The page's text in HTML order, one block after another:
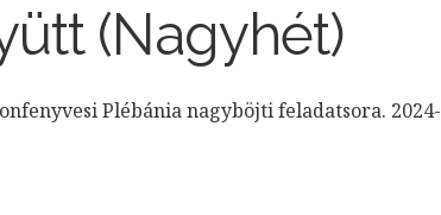
(Nagyhét)
Plébánia nagyböjti feladatsora. 2024-